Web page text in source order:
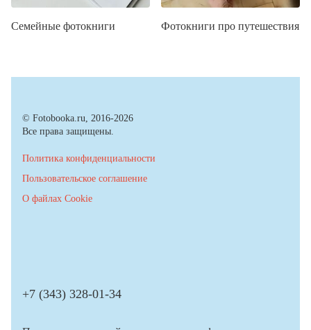
Семейные фотокниги Фотокниги про путешествия
© Fotobooka.ru, 2016-2026
Все права защищены.
Политика конфиденциальности
Пользовательское соглашение
О файлах Cookie
+7 (343) 328-01-34